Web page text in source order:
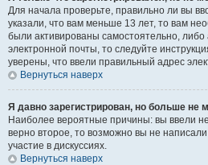
Для начала проверьте, правильно ли вы
указали, что вам меньше 13 лет, то вам
были активированы самостоятельно,
электронной почты, то следуйте
уверены, что ввели правильный адрес
Вернуться наверх
Я давно зарегистрирован, но больше не
Наиболее вероятные причины: вы ввели
верно второе, то возможно вы не
участие в дискуссиях.
Вернуться наверх